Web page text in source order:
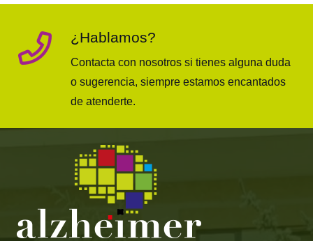
¿Hablamos?
Contacta con nosotros si tienes alguna duda
o sugerencia, siempre estamos encantados
de atenderte.